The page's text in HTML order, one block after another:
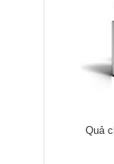
Quả